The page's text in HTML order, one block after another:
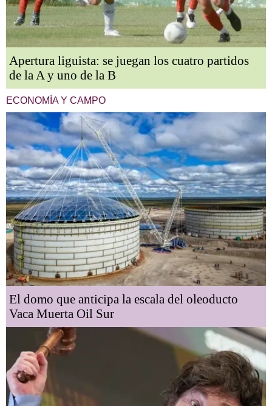
Apertura liguista: se juegan los cuatro partidos
de la A y uno de la B
ECONOMÍA Y CAMPO
El domo que anticipa la escala del oleoducto
Vaca Muerta Oil Sur